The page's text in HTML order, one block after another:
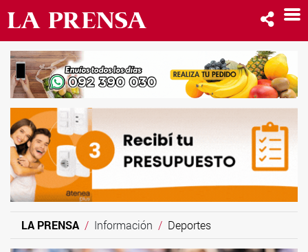
LA PRENSA Información Deportes